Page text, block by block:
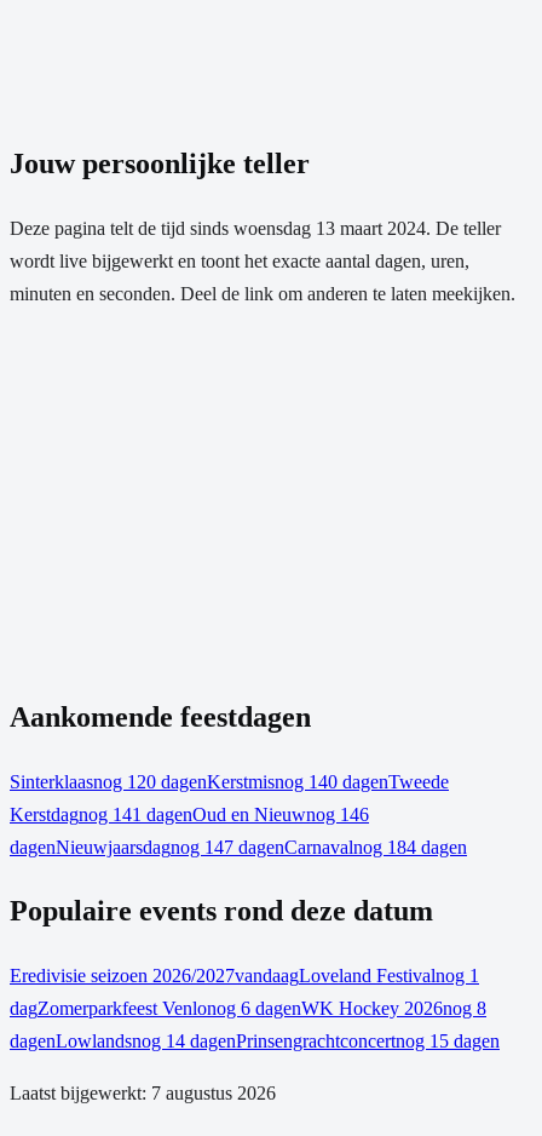
Jouw persoonlijke teller
Deze pagina telt de tijd sinds woensdag 13 maart 2024. De teller
wordt live bijgewerkt en toont het exacte aantal dagen, uren,
minuten en seconden. Deel de link om anderen te laten meekijken.
Aankomende feestdagen
Sinterklaasnog 120 dagenKerstmisnog 140 dagenTweede
Kerstdagnog 141 dagenOud en Nieuwnog 146
dagenNieuwjaarsdagnog 147 dagenCarnavalnog 184 dagen
Populaire events rond deze datum
Eredivisie seizoen 2026/2027vandaagLoveland Festivalnog 1
dagZomerparkfeest Venlonog 6 dagenWK Hockey 2026nog 8
dagenLowlandsnog 14 dagenPrinsengrachtconcertnog 15 dagen
Laatst bijgewerkt: 7 augustus 2026